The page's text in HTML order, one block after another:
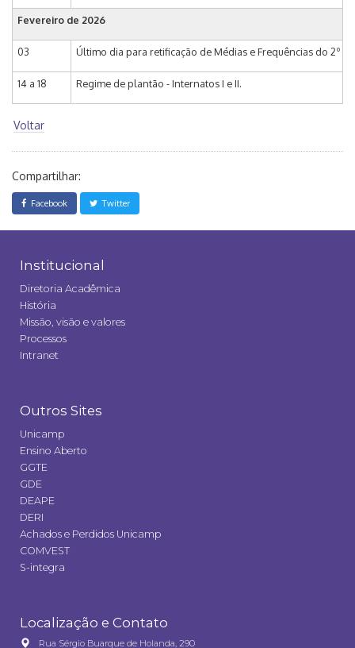
Fevereiro de 2026
03 Último dia para retificação de Médias e Frequências do 2º
14 a 18 Regime de plantão - Internatos I e II.
Voltar
Compartilhar:
Facebook Twitter
Institucional
Diretoria Acadêmica
História
Missão, visão e valores
Processos
Intranet
Outros Sites
Unicamp
Ensino Aberto
GGTE
GDE
DEAPE
DERI
Achados e Perdidos Unicamp
COMVEST
S-integra
Localização e Contato
Rua Sérgio Buarque de Holanda, 290